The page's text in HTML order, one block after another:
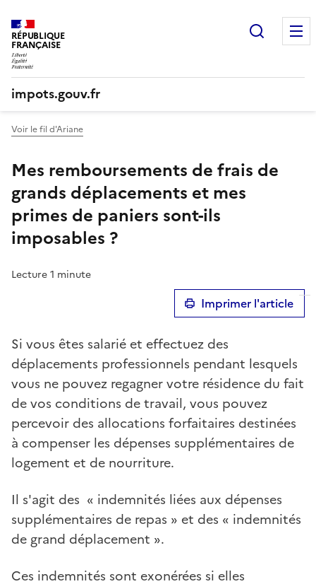
RÉPUBLIQUE
FRANÇAISE
impots.gouv.fr
Voir le fil d'Ariane
Mes remboursements de frais de
grands déplacements et mes
primes de paniers sont-ils
imposables ?
Lecture 1 minute
Imprimer l'article
Si vous êtes salarié et effectuez des
déplacements professionnels pendant lesquels
vous ne pouvez regagner votre résidence du fait
de vos conditions de travail, vous pouvez
percevoir des allocations forfaitaires destinées
à compenser les dépenses supplémentaires de
logement et de nourriture.
Il s'agit des « indemnités liées aux dépenses
supplémentaires de repas » et des « indemnités
de grand déplacement ».
Ces indemnités sont exonérées si elles